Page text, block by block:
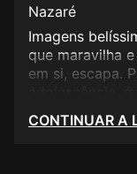
Nazaré
Imagens
que maravilha
em si, escapa.
de fundo para
CONTINUAR A